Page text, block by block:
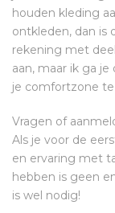
houden kleding
ontkleden, dan is
rekening met
aan, maar ik ga
je comfortzone
Vragen of
Als je voor de
en ervaring met
hebben is geen
is wel nodig!